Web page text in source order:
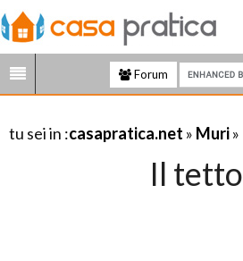
Forum
tu sei in :casapratica.net » Muri»
Il tetto